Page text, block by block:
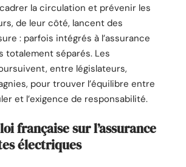
la circulation et prévenir les
de leur côté, lancent des
: parfois intégrés à l’assurance
totalement séparés. Les
entre législateurs,
pour trouver l’équilibre entre
et l’exigence de responsabilité.
française sur l’assurance
électriques